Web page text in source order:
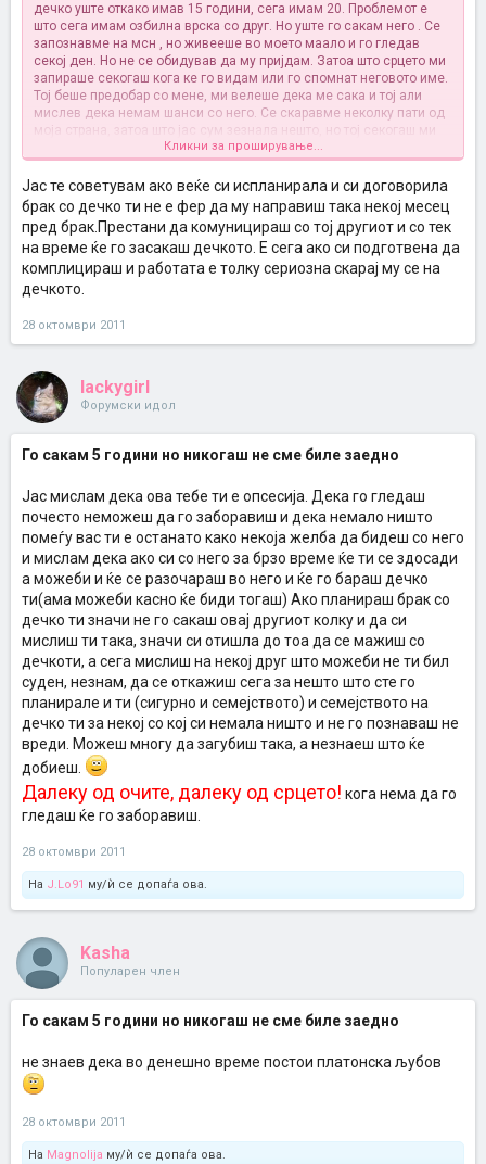
дечко уште откако имав 15 години, сега имам 20. Проблемот е
што сега имам озбилна врска со друг. Но уште го сакам него . Се
запознавме на мсн , но живееше во моето маало и го гледав
секој ден. Но не се обидував да му пријдам. Затоа што срцето ми
запираше секогаш кога ке го видам или го спомнат неговото име.
Тој беше предобар со мене, ми велеше дека ме сака и тој али
мислев дека немам шанси со него. Се скаравме неколку пати од
моја страна, затоа што јас сум зезнала нешто, но тој секогаш ми
простуваше. Но не беше секогаш така само да помине и да не го
застанам, јас и тој излеговме неколку пати и ништо не се
случуваше. Премногу се каравме и секогаш ми простуваше. Така и
овој пат бевме многу скарани јас прва го побарав и у се извинив
како што поминуваат деновите тој се повеке ми дава во знаење
дека стварно ме сака и сака да биде со мене, ми праќа лјубовни
песни како тоа ме сакал сето тоа време сите тие 5 години. Како го
болело кога јас сум имала други и секогаш сум му ги кажувала на
него. Но јас мислев дека немам шанси со него и мислев сме
знае за мене и ме познава многу добро а и јас него . Се е супер
се ежи и ми запира срцето !
Кликни за проширување...
Јас те советувам ако веќе си испланирала и си договорила
брак со дечко ти не е фер да му направиш така некој месец
пред брак.Престани да комуницираш со тој другиот и со тек
на време ќе го засакаш дечкото. Е сега ако си подготвена да
комплицираш и работата е толку сериозна скарај му се на
дечкото.
28 октомври 2011
lackygirl
Форумски идол
Го сакам 5 години но никогаш не сме биле заедно
Јас мислам дека ова тебе ти е опсесија. Дека го гледаш
почесто неможеш да го заборавиш и дека немало ништо
помеѓу вас ти е останато како некоја желба да бидеш со него
и мислам дека ако си со него за брзо време ќе ти се здосади
а можеби и ќе се разочараш во него и ќе го бараш дечко
ти(ама можеби касно ќе биди тогаш) Ако планираш брак со
дечко ти значи не го сакаш овај другиот колку и да си
мислиш ти така, значи си отишла до тоа да се мажиш со
дечкоти, а сега мислиш на некој друг што можеби не ти бил
суден, незнам, да се откажиш сега за нешто што сте го
планирале и ти (сигурно и семејството) и семејството на
дечко ти за некој со кој си немала ништо и не го познаваш не
вреди. Можеш многу да загубиш така, а незнаеш што ќе
добиеш.
Далеку од очите, далеку од срцето! кога нема да го
гледаш ќе го заборавиш.
28 октомври 2011
На J.Lo91 му/ѝ се допаѓа ова.
Kasha
Популарен член
Го сакам 5 години но никогаш не сме биле заедно
не знаев дека во денешно време постои платонска љубов
28 октомври 2011
На Magnolija му/ѝ се допаѓа ова.